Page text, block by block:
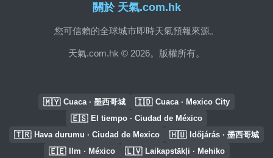
關於 天氣.com.hk
您可信賴的全球城市即時天氣預報來源。
天氣.com.hk © 2026。版權所有。
🇲🇾 Cuaca · 墨西哥城 🇮🇩 Cuaca · Mexico City
🇪🇸 El tiempo · Ciudad de México
🇹🇷 Hava durumu · Ciudad de Mexico 🇭🇺 Időjárás · 墨西哥城
🇪🇪 Ilm · México 🇱🇻 Laikapstākļi · Mehiko